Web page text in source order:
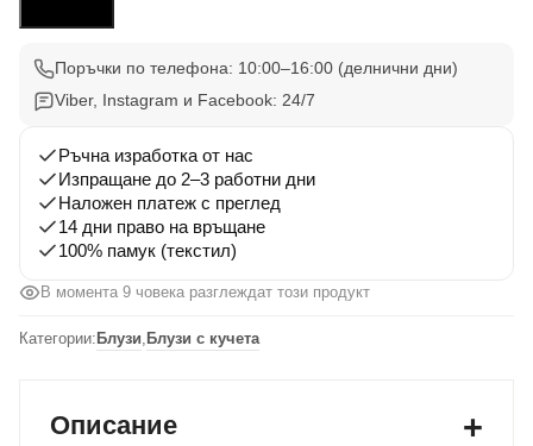
001
Поръчки по телефона: 10:00–16:00 (делнични дни)
Viber, Instagram и Facebook: 24/7
Ръчна изработка от нас
Изпращане до 2–3 работни дни
Наложен платеж с преглед
14 дни право на връщане
100% памук (текстил)
В момента 9 човека разглеждат този продукт
Категории: Блузи Блузи с кучета
Описание